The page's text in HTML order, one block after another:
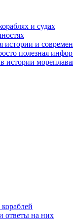
и судах
истории и
полезная
истории
ответы на них